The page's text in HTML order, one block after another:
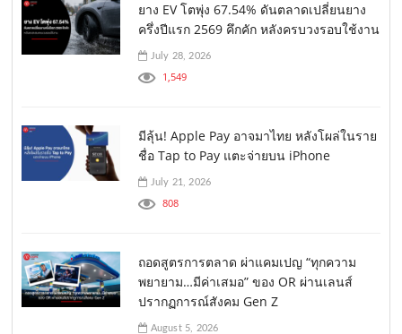
ยาง EV โตพุ่ง 67.54% ดันตลาดเปลี่ยนยาง
ครึ่งปีแรก 2569 คึกคัก หลังครบวงรอบใช้งาน
July 28, 2026
1,549
มีลุ้น! Apple Pay อาจมาไทย หลังโผล่ในราย
ชื่อ Tap to Pay แตะจ่ายบน iPhone
July 21, 2026
808
ถอดสูตรการตลาด ผ่าแคมเปญ “ทุกความ
พยายาม…มีค่าเสมอ” ของ OR ผ่านเลนส์
ปรากฏการณ์สังคม Gen Z
August 5, 2026